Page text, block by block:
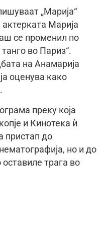
„Марија“
Марија
се променил по
во Париз“.
на Анамарија
оценува како
преку која
и Кинотека ѝ
пристап до
но и до
трага во